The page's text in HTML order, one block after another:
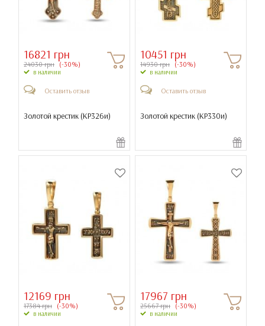
16821 грн
24030 грн (-30%)
в наличии
Оставить отзыв
Золотой крестик (КР326и)
10451 грн
14930 грн (-30%)
в наличии
Оставить отзыв
Золотой крестик (КР330и)
12169 грн
17384 грн (-30%)
в наличии
17967 грн
25667 грн (-30%)
в наличии